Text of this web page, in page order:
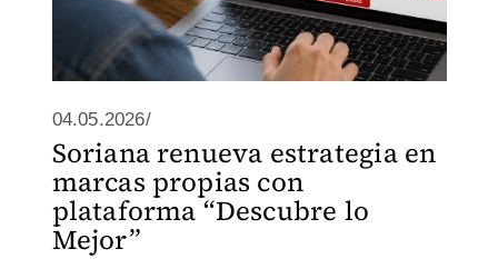
04.05.2026/
Soriana renueva estrategia en
marcas propias con
plataforma “Descubre lo
Mejor”